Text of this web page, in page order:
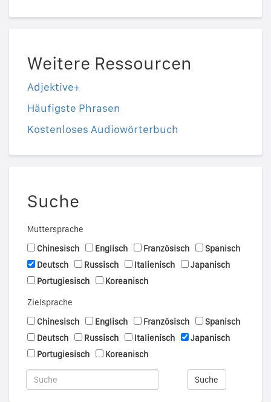
Weitere Ressourcen
Adjektive+
Häufigste Phrasen
Kostenloses Audiowörterbuch
Suche
Muttersprache
Chinesisch
Englisch Französisch
Spanisch
Deutsch
Russisch Italienisch
Japanisch
Portugiesisch
Koreanisch
Zielsprache
Chinesisch
Englisch Französisch
Spanisch
Deutsch
Russisch Italienisch
Japanisch
Portugiesisch
Koreanisch
Suche